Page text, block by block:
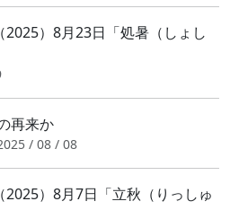
）8月23日「処暑（しょし
再来か
/ 08 / 08
）8月7日「立秋（りっしゅ